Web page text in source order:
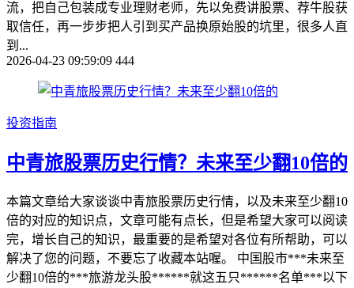
流，把自己包装成专业理财老师，先以免费讲股票、荐牛股获
取信任，再一步步把人引到买产品换原始股的坑里，很多人直
到...
2026-04-23 09:59:09 444
投资指南
中青旅股票历史行情？未来至少翻10倍的
本篇文章给大家谈谈中青旅股票历史行情，以及未来至少翻10
倍的对应的知识点，文章可能有点长，但是希望大家可以阅读
完，增长自己的知识，最重要的是希望对各位有所帮助，可以
解决了您的问题，不要忘了收藏本站喔。 中国股市***未来至
少翻10倍的***旅游龙头股******就这五只******名单***以下